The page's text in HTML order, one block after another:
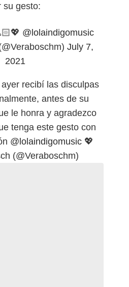
su gesto:
@lolaindigomusic
July 7,
2021
recibí las disculpas
antes de su
le honra y agradezco
tenga este gesto con
@lolaindigomusic 💖
(@Veraboschm)